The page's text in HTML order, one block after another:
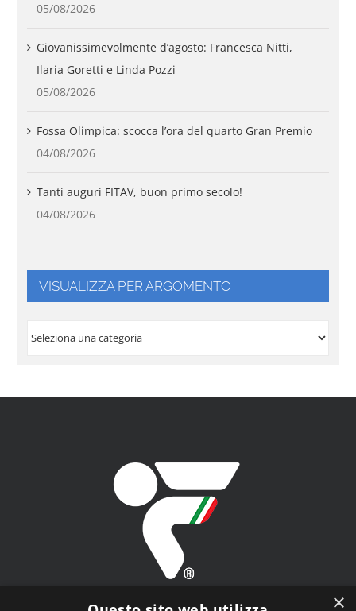
05/08/2026
Giovanissimevolmente d’agosto: Francesca Nitti,
Ilaria Goretti e Linda Pozzi
05/08/2026
Fossa Olimpica: scocca l’ora del quarto Gran Premio
04/08/2026
Tanti auguri FITAV, buon primo secolo!
04/08/2026
VISUALIZZA PER ARGOMENTO
VISUALIZZA
×